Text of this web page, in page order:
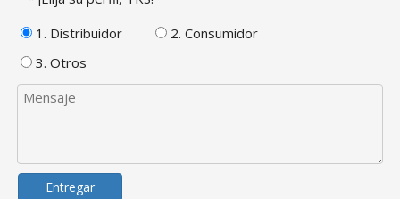
1. Distribuidor
2. Consumidor
3. Otros
Entregar